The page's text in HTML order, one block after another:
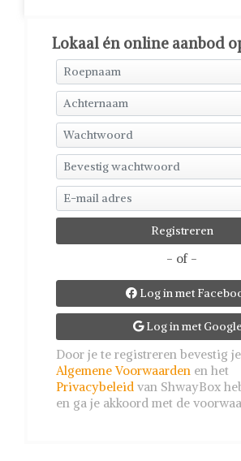
Lokaal én online aanbod
- of -
Log in met
Log in met Google
Door je te registreren bevestig
Algemene Voorwaarden en het
Privacybeleid van ShwayBox
en ga je akkoord met de